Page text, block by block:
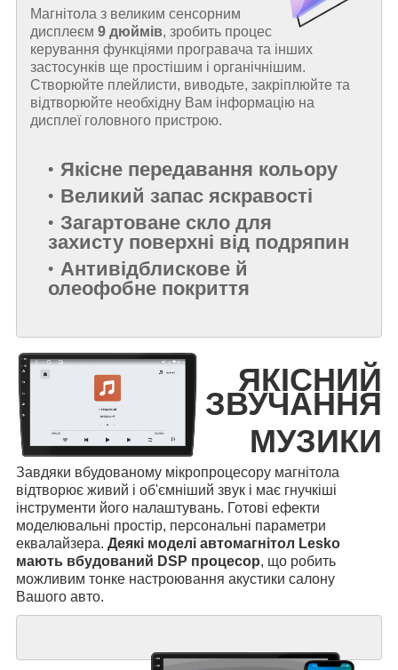
Магнітола з великим сенсорним
дисплеєм 9 дюймів, зробить процес
керування функціями програвача та інших
застосунків ще простішим і органічнішим.
Створюйте плейлисти, виводьте, закріплюйте та
відтворюйте необхідну Вам інформацію на
дисплеї головного пристрою.
Якісне передавання кольору
Великий запас яскравості
Загартоване скло для
захисту поверхні від подряпин
Антивідблискове й
олеофобне покриття
ЯКІСНИЙ
ЗВУЧАННЯ
МУЗИКИ
Завдяки вбудованому мікропроцесору магнітола
відтворює живий і об'ємніший звук і має гнучкіші
інструменти його налаштувань. Готові ефекти
моделювальні простір, персональні параметри
еквалайзера. Деякі моделі автомагнітол Lesko
мають вбудований DSP процесор, що робить
можливим тонке настроювання акустики салону
Вашого авто.